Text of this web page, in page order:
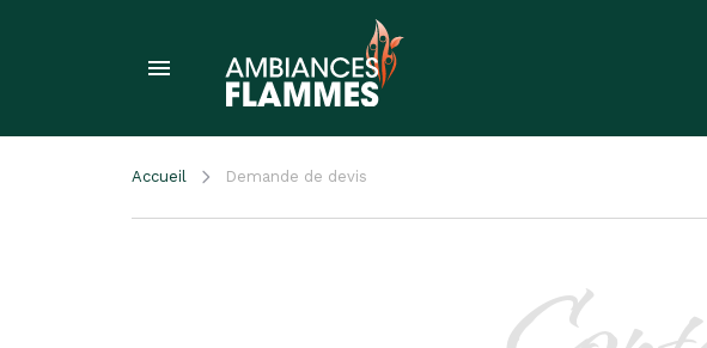
Accueil Demande de devis